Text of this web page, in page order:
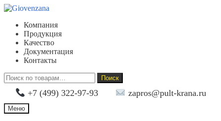
Перейти
навигации
Перейти
содержимому
Компания
Продукция
Качество
Документация
Контакты
Искать:
Поиск
+7 (499) 322-97-93 zapros@pult-krana.ru
Меню